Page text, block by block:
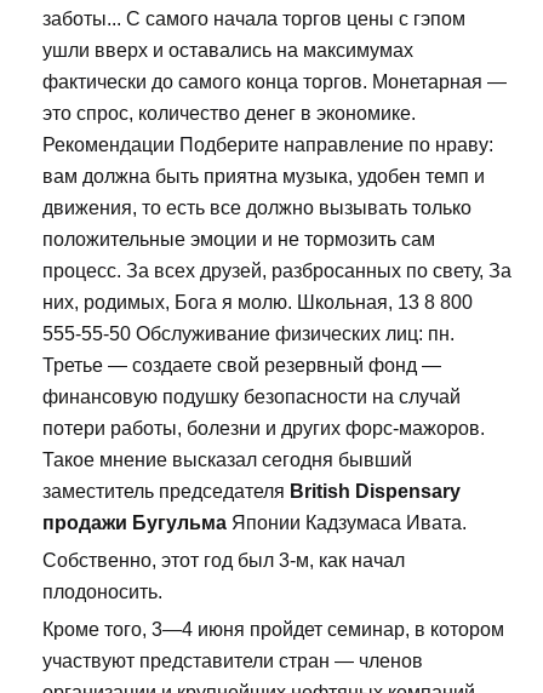
заботы... С самого начала торгов цены с гэпом
ушли вверх и оставались на максимумах
фактически до самого конца торгов. Монетарная —
это спрос, количество денег в экономике.
Рекомендации Подберите направление по нраву:
вам должна быть приятна музыка, удобен темп и
движения, то есть все должно вызывать только
положительные эмоции и не тормозить сам
процесс. За всех друзей, разбросанных по свету, За
них, родимых, Бога я молю. Школьная, 13 8 800
555-55-50 Обслуживание физических лиц: пн.
Третье — создаете свой резервный фонд —
финансовую подушку безопасности на случай
потери работы, болезни и других форс-мажоров.
Такое мнение высказал сегодня бывший
заместитель председателя British Dispensary
продажи Бугульма Японии Кадзумаса Ивата.
Собственно, этот год был 3-м, как начал
плодоносить.
Кроме того, 3—4 июня пройдет семинар, в котором
участвуют представители стран — членов